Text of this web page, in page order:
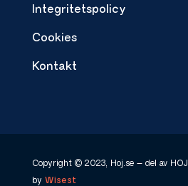
Integritetspolicy
Cookies
Kontakt
Copyright © 2023, Hoj.se – del av
by Wisest